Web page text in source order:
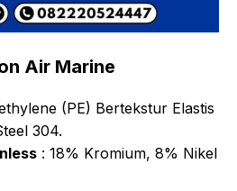
Air Marine
(PE) Bertekstur Elastis
304.
: 18% Kromium, 8% Nikel